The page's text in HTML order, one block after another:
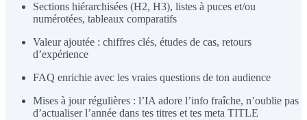
Sections hiérarchisées (H2, H3), listes à puces et/ou
numérotées, tableaux comparatifs
Valeur ajoutée : chiffres clés, études de cas, retours
d’expérience
FAQ enrichie avec les vraies questions de ton audience
Mises à jour régulières : l’IA adore l’info fraîche, n’oublie pas
d’actualiser l’année dans tes titres et tes meta TITLE